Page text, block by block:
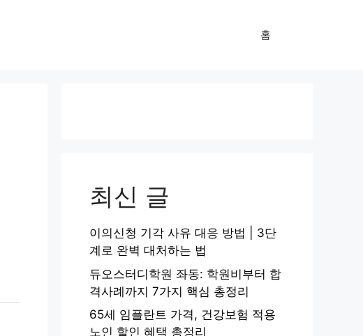
홈
최신 글
이의신청 기각 사유 대응 방법 | 3단
계로 완벽 대처하는 법
듀오스터디학원 좌동: 학원비부터 합
격사례까지 7가지 핵심 총정리
65세 임플란트 가격, 건강보험 적용
노인 할인 혜택 총정리